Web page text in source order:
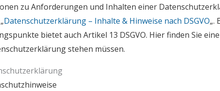
zu Anforderungen und Inhalten einer
Datenschutzerklärung – Inhalte & Hinweise nach DSGVO„.
bietet auch Artikel 13 DSGVO. Hier finden Sie
stehen müssen.